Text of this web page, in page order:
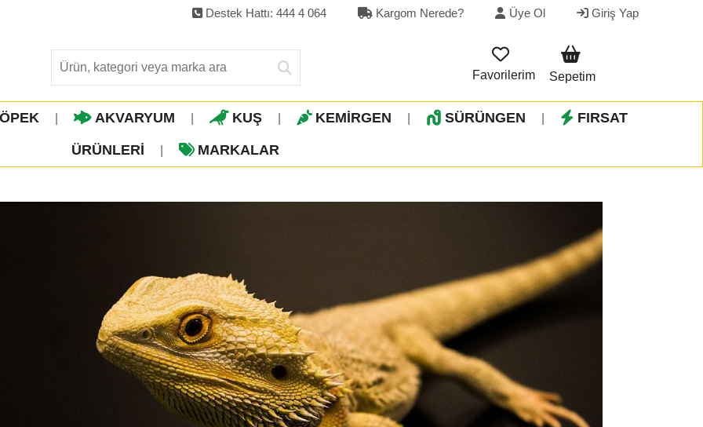
Destek Hattı: 444 4 064 Kargom Nerede? Üye Ol Giriş Yap
Favorilerim Sepetim
AKVARYUM KUŞ KEMİRGEN SÜRÜNGEN FIRSAT
ÜRÜNLERI MARKALAR